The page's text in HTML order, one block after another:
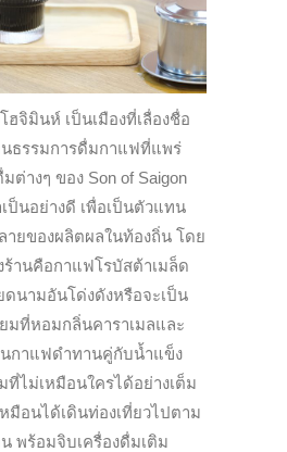
ฮจิมินห์ เป็นเมืองที่เลื่องชื่อ
ธรรมการดื่มกาแฟที่แพร่
ต่างๆ ของ Son of Saigon
ป็นอย่างดี เพื่อเป็นตัวแทน
ายของผลิตผลในท้องถิ่น โดย
ร้านคือกาแฟโรบัสต้าเมล็ด
ดนามอันโด่งดังหรือจะเป็น
มที่หอมกลิ่นคาราเมลและ
นกาแฟดำทานคู่กับน้ำแข็ง
ไม่เหมือนใครได้อย่างเต็ม
มือนได้เดินท่องเที่ยวไปตาม
พร้อมจิบเครื่องดื่มเติม